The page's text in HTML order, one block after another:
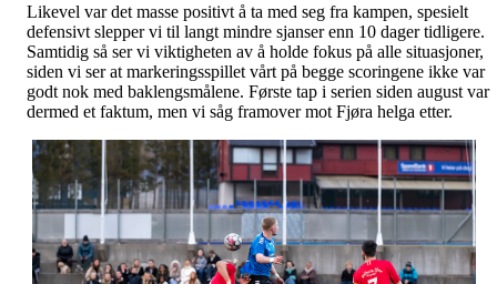
Likevel var det masse positivt å ta med seg fra kampen, spesielt
defensivt slepper vi til langt mindre sjanser enn 10 dager tidligere.
Samtidig så ser vi viktigheten av å holde fokus på alle situasjoner,
siden vi ser at markeringsspillet vårt på begge scoringene ikke var
godt nok med baklengsmålene. Første tap i serien siden august var
dermed et faktum, men vi såg framover mot Fjøra helga etter.